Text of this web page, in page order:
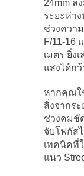
24mm ล
ระยะห่า
ช่วงควา
F/11-16
เมตร ยิ่ง
แสงได้ก
หากคุณใ
สิ่งจากร
ช่วงคมชั
จับโฟกัส
เทคนิคที่
แนว